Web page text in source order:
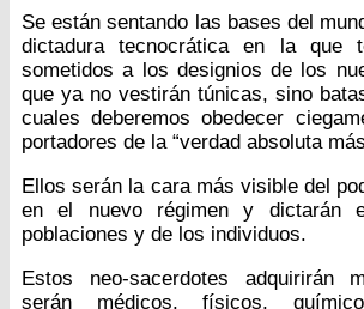
Se están sentando las bases del
dictadura tecnocrática en la que
sometidos a los designios de los
que ya no vestirán túnicas, sino
cuales deberemos obedecer
portadores de la “verdad absoluta
Ellos serán la cara más visible del
en el nuevo régimen y dictarán
poblaciones y de los individuos.
Estos neo-sacerdotes adquirirán
serán médicos, físicos,